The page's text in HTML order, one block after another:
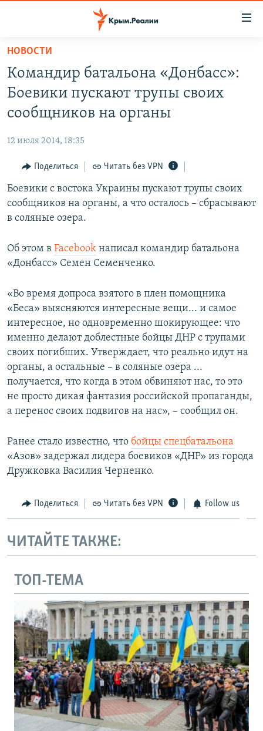
Вернуться
основному
содержанию
Вернутся
главной
Вернутся
поиску
СПЕЦПРОЕКТЫ
ГРУЗ 200
11 ЛЕТ ОККУПАЦИИ КРЫМА. 11 ИСТОРИЙ СОПРОТИВЛЕНИЯ
ВОДА
ЕЩЕ
ИНТЕРАКТИВ
ИНФОГРАФИКА
ТЕЛЕПРОЕКТ КРЫМ.РЕАЛИИ
ПРОПАВШИЕ БЕЗ ВЕСТИ
КРЫМ.НЕПОКОРЕННЫЙ
УКРАИНСКАЯ ПРОБЛЕМА КРЫМА
РАДІО СВОБОДА
КАК ОБОЙТИ БЛОКИРОВКУ
Українською
Qırımtatar
Все сайты RFE/RL
НОВОСТИ
Командир батальона «Донбасс»:
Боевики пускают трупы своих
сообщников на органы
12 июля 2014, 18:35
Поделиться Читать без VPN
Боевики с востока Украины пускают трупы своих
сообщников на органы, а что осталось – сбрасывают
в соляные озера.
Об этом в Facebook написал командир батальона
«Донбасс» Семен Семенченко.
«Во время допроса взятого в плен помощника
«Беса» выясняются интересные вещи... и самое
интересное, но одновременно шокирующее: что
именно делают доблестные бойцы ДНР с трупами
своих погибших. Утверждает, что реально идут на
органы, а остальные – в соляные озера ...
получается, что когда в этом обвиняют нас, то это
не просто дикая фантазия российской пропаганды,
а перенос своих подвигов на нас», – сообщил он.
Ранее стало известно, что бойцы спецбатальона
«Азов» задержал лидера боевиков «ДНР» из города
Дружковка Василия Черненко.
Поделиться Читать без VPN Follow us
ЧИТАЙТЕ ТАКЖЕ:
ТОП-ТЕМА